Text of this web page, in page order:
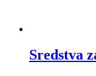
Sredstva